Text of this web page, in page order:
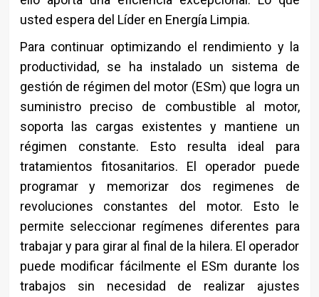
usted espera del Líder en Energía Limpia.
Para continuar optimizando el rendimiento y la
productividad, se ha instalado un sistema de
gestión de régimen del motor (ESm) que logra un
suministro preciso de combustible al motor,
soporta las cargas existentes y mantiene un
régimen constante. Esto resulta ideal para
tratamientos fitosanitarios. El operador puede
programar y memorizar dos regimenes de
revoluciones constantes del motor. Esto le
permite seleccionar regímenes diferentes para
trabajar y para girar al final de la hilera. El operador
puede modificar fácilmente el ESm durante los
trabajos sin necesidad de realizar ajustes